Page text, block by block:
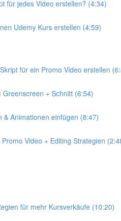
für jedes Video erstellen? (4:34)
Udemy Kurs erstellen (4:59)
für ein Promo Video erstellen
+ Schnitt (6:54)
& Animationen einfügen (8:47)
Video + Editing Strategien
für mehr Kursverkäufe (10:20)